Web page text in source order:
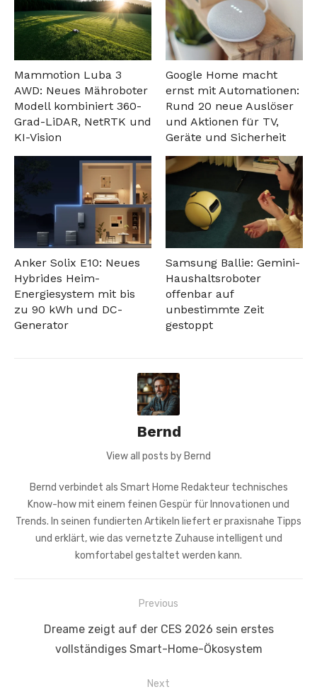
Mammotion Luba 3
AWD: Neues Mähroboter
Modell kombiniert 360-
Grad-LiDAR, NetRTK und
KI-Vision
Google Home macht
ernst mit Automationen:
Rund 20 neue Auslöser
und Aktionen für TV,
Geräte und Sicherheit
Anker Solix E10: Neues
Hybrides Heim-
Energiesystem mit bis
zu 90 kWh und DC-
Generator
Samsung Ballie: Gemini-
Haushaltsroboter
offenbar auf
unbestimmte Zeit
gestoppt
Bernd
View all posts by Bernd
Bernd verbindet als Smart Home Redakteur technisches
Know-how mit einem feinen Gespür für Innovationen und
Trends. In seinen fundierten Artikeln liefert er praxisnahe Tipps
und erklärt, wie das vernetzte Zuhause intelligent und
komfortabel gestaltet werden kann.
Beitragsnavigation
Previous
Previous
Dreame zeigt auf der CES 2026 sein erstes
vollständiges Smart-Home-Ökosystem
Next